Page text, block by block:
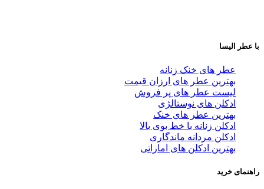
با عطر الیسا
عطر های خنک زنانه
بهترین عطر های ارزان قیمت
لیست عطر های پر فروش
ادکلن های نوستالژی
بهترین عطر های خنک
ادکلن زنانه با خط بوی بالا
ادکلن مردانه ماندگاری
بهترین ادکلن های اماراتی
راهنمای خرید